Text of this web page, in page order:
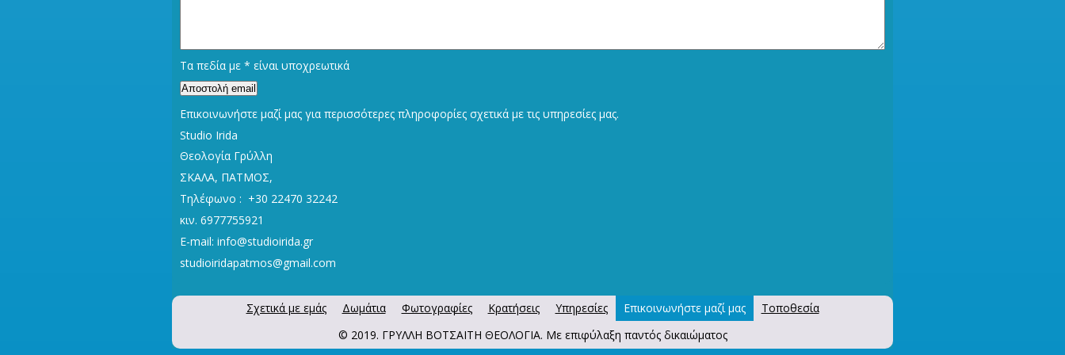
Τα πεδία με * είναι υποχρεωτικά
Επικοινωνήστε μαζί μας για περισσότερες πληροφορίες σχετικά με τις υπηρεσίες μας.
Studio Irida
Θεολογία Γρύλλη
ΣΚΑΛΑ, ΠΑΤΜΟΣ,
Τηλέφωνο : +30 22470 32242
κιν. 6977755921
E-mail: info@studioirida.gr
studioiridapatmos@gmail.com
Σχετικά με εμάς Δωμάτια Φωτογραφίες Κρατήσεις Υπηρεσίες Επικοινωνήστε μαζί μας
Τοποθεσία
© 2019. ΓΡΥΛΛΗ ΒΟΤΣΑΙΤΗ ΘΕΟΛΟΓΙΑ. Με επιφύλαξη παντός δικαιώματος